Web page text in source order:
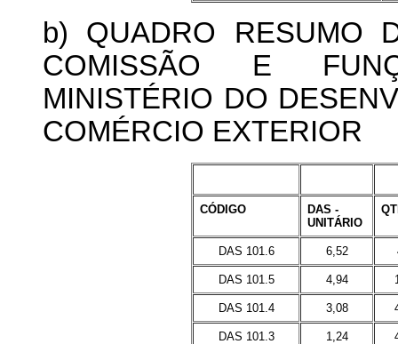
b) QUADRO RESUMO
COMISSÃO E
MINISTÉRIO DO
COMÉRCIO EXTERIOR
CÓDIGO
DAS -
UNITÁRIO
DAS 101.6 6,52
DAS 101.5 4,94
DAS 101.4 3,08
DAS 101.3 1,24